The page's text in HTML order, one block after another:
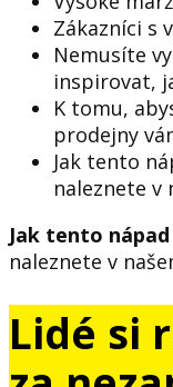
Zákazníci s
Nemusíte
inspirovat,
K tomu,
prodejny
Jak tento
naleznete v
Jak tento
naleznete v
Lidé si